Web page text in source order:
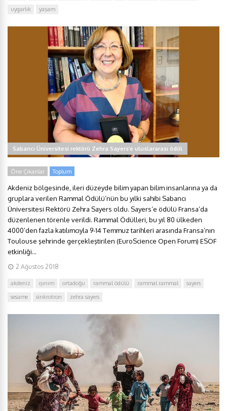
uygarlık
yaşam
Sabancı Üniversitesi rektörü Zehra Sayers’e uluslararası ödül
Öne Çıkanlar Toplum
Akdeniz bölgesinde, ileri düzeyde bilim yapan bilim insanlarına ya da
gruplara verilen Rammal Ödülü’nün bu yılki sahibi Sabancı
Üniversitesi Rektörü Zehra Sayers oldu. Sayers’e ödülü Fransa’da
düzenlenen törenle verildi. Rammal Ödülleri, bu yıl 80 ülkeden
4000’den fazla katılımcıyla 9-14 Temmuz tarihleri arasında Fransa’nın
Toulouse şehrinde gerçekleştirilen (EuroScience Open Forum) ESOF
etkinliği...
2 Ağustos 2018
akdeniz ışınım ortadoğu rammal ödülü rammal rammal
sayers
sesame
sinkrotron zehra sayers